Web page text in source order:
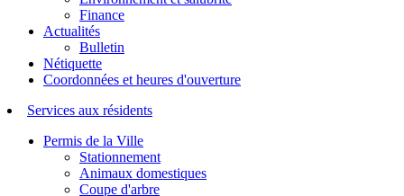
Finance
Actualités
Bulletin
Nétiquette
Coordonnées et heures d'ouverture
Services aux résidents
Permis de la Ville
Stationnement
Animaux domestiques
Coupe d'arbre